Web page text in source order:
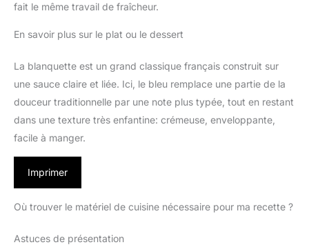
fait le même travail de fraîcheur.
En savoir plus sur le plat ou le dessert
La blanquette est un grand classique français construit sur
une sauce claire et liée. Ici, le bleu remplace une partie de la
douceur traditionnelle par une note plus typée, tout en restant
dans une texture très enfantine: crémeuse, enveloppante,
facile à manger.
Imprimer
Où trouver le matériel de cuisine nécessaire pour ma recette ?
Astuces de présentation